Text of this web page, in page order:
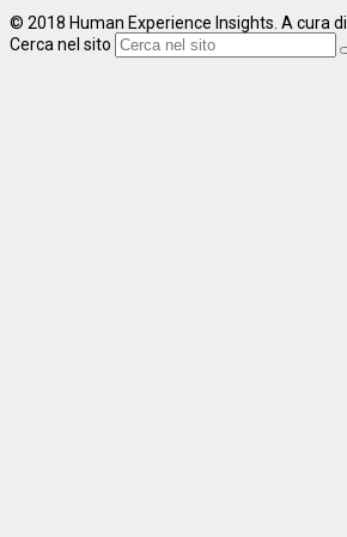
© 2018 Human Experience Insights. A cura di
Cerca nel sito